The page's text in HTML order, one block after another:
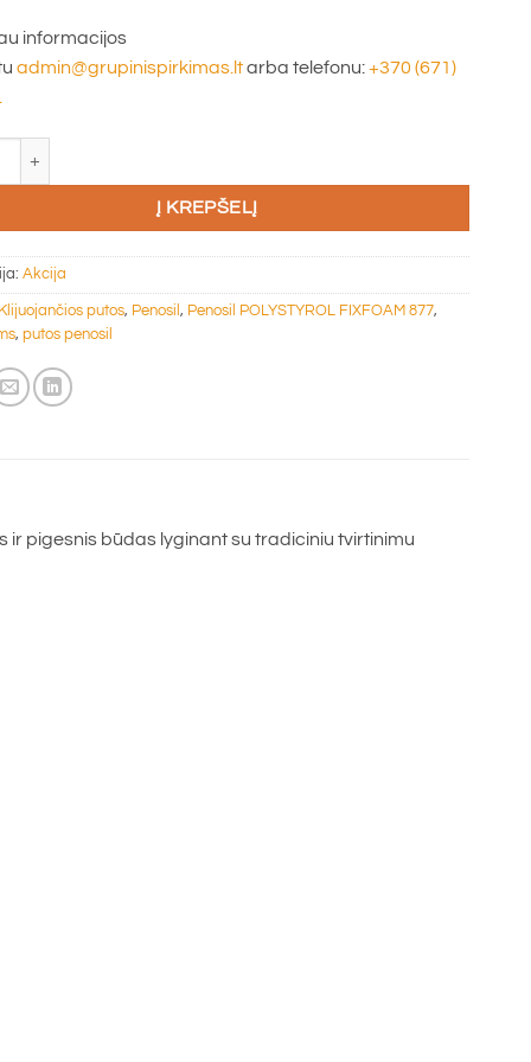
informacijos
admin@grupinispirkimas.ltarba telefonu:+370 (671)
Į KREPŠELĮ
Akcija
putos, Penosil , Penosil POLYSTYROL FIXFOAM 877,
, putos penosil
ir pigesnis būdas lyginant su tradiciniu tvirtinimu